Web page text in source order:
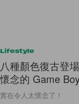
Lifestyle
八種顏色復古登
懷念的 Game
實在令人太懷念了！